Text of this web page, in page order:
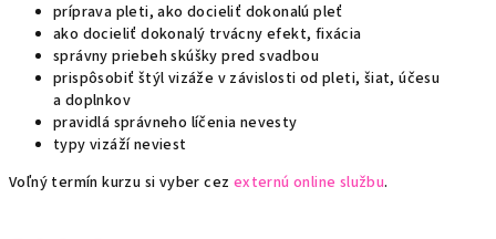
príprava pleti, ako docieliť dokonalú pleť
ako docieliť dokonalý trvácny efekt, fixácia
správny priebeh skúšky pred svadbou
prispôsobiť štýl vizáže v závislosti od pleti, šiat, účesu
a doplnkov
pravidlá správneho líčenia nevesty
typy vizáží neviest
Voľný termín kurzu si vyber cez externú online službu.